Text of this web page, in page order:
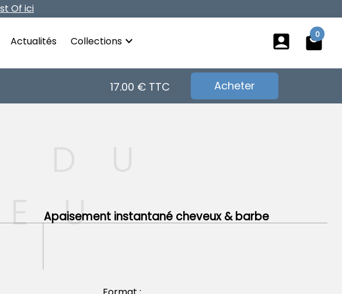
Of ici
Actualités Collectionskeyboard_arrow_down account_box local_mall
0
17.00 € TTC Acheter
Apaisement instantané cheveux & barbe